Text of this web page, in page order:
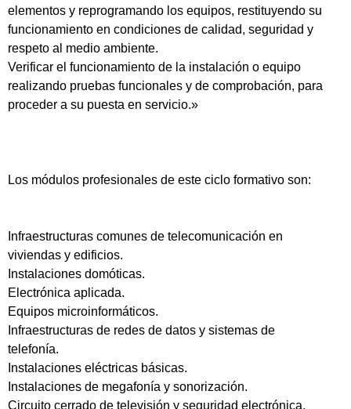
elementos y reprogramando los equipos, restituyendo su
funcionamiento en condiciones de calidad, seguridad y
respeto al medio ambiente.
Verificar el funcionamiento de la instalación o equipo
realizando pruebas funcionales y de comprobación, para
proceder a su puesta en servicio.»
Los módulos profesionales de este ciclo formativo son:
Infraestructuras comunes de telecomunicación en
viviendas y edificios.
Instalaciones domóticas.
Electrónica aplicada.
Equipos microinformáticos.
Infraestructuras de redes de datos y sistemas de
telefonía.
Instalaciones eléctricas básicas.
Instalaciones de megafonía y sonorización.
Circuito cerrado de televisión y seguridad electrónica.